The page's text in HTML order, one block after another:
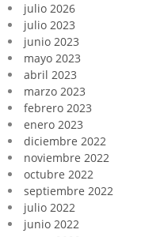
julio 2026
julio 2023
junio 2023
mayo 2023
abril 2023
marzo 2023
febrero 2023
enero 2023
diciembre 2022
noviembre 2022
octubre 2022
septiembre 2022
julio 2022
junio 2022